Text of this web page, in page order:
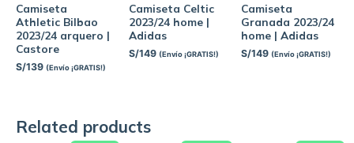
Camiseta
Athletic Bilbao
2023/24 arquero |
Castore
S/139 (Envío ¡GRATIS!)
Camiseta Celtic
2023/24 home |
Adidas
S/149 (Envío ¡GRATIS!)
Camiseta
Granada 2023/24
home | Adidas
S/149 (Envío ¡GRATIS!)
Related products